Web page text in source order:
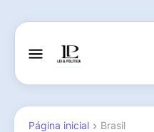
Página inicial Brasil